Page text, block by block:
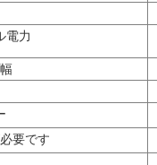
電力
要です